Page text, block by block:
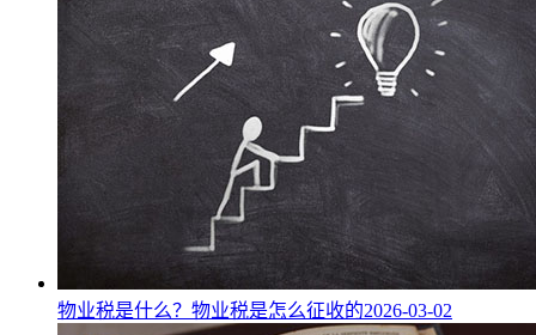
物业税是什么？物业税是怎么征收的2026-03-02